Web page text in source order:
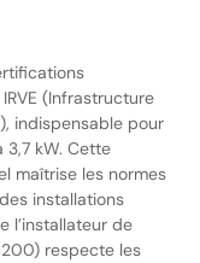
(Infrastructure
indispensable pour
3,7 kW. Cette
maîtrise les normes
installations
l’installateur de
respecte les